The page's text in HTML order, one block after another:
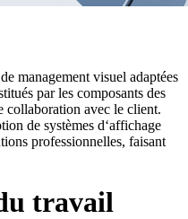
management visuel adaptées
par les composants des
collaboration avec le client.
de systèmes d‘affichage
professionnelles, faisant
travail